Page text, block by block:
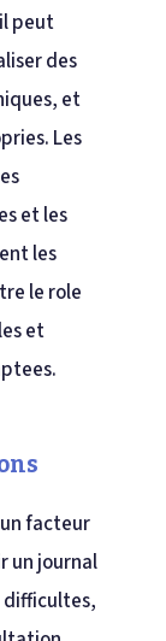
peut
des
et
Les
et les
les
le role
et
facteur
un journal
difficultes,